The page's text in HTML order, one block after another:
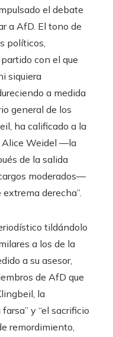
el debate
a AfD. El tono de
políticos,
con el que
siquiera
a medida
general de los
ha calificado a la
Alice Weidel —la
de la salida
moderados—
derecha”.
tildándolo
a los de la
a su asesor,
de AfD que
la
y “el sacrificio
remordimiento,